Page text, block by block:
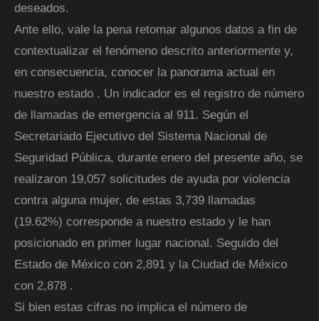
deseados.
Ante ello, vale la pena retomar algunos datos a fin de
contextualizar el fenómeno descrito anteriormente y,
en consecuencia, conocer la panorama actual en
nuestro estado . Un indicador es el registro de número
de llamadas de emergencia al 911. Según el
Secretariado Ejecutivo del Sistema Nacional de
Seguridad Pública, durante enero del presente año, se
realizaron 19,057 solicitudes de ayuda por violencia
contra alguna mujer, de estas 3,739 llamadas
(19.62%) corresponde a nuestro estado y le han
posicionado en primer lugar nacional. Seguido del
Estado de México con 2,891 y la Ciudad de México
con 2,878 .
Si bien estas cifras no implica el número de